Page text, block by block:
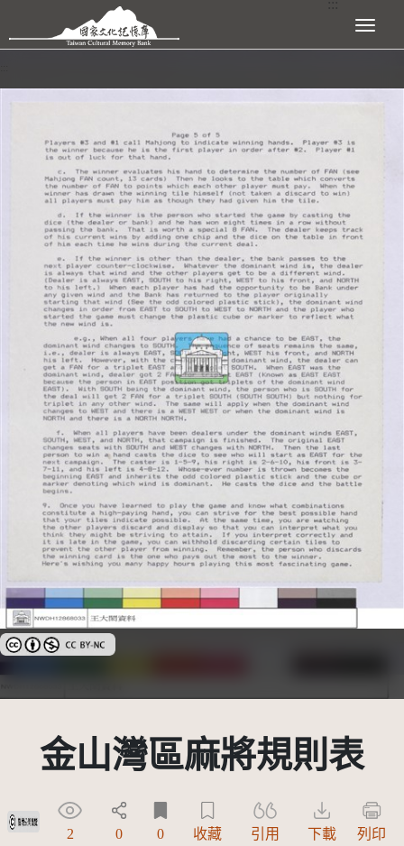
跳到主要內容區塊 展開選單
創用CC姓名標示-非商業性 3.0 台灣及其後版本(CC BY-NC 3.0 TW +)
金山灣區麻將規則表
受著作權法保護-僅限於本平台有限度公開瀏覽
2 0 0 收藏 引用 下載 列印